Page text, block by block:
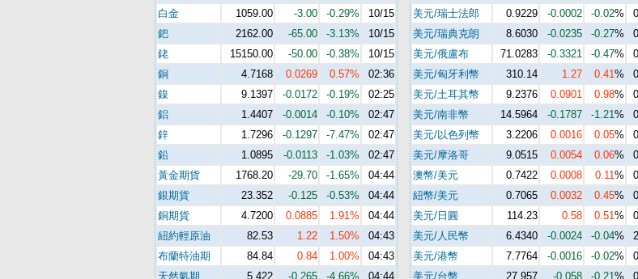
白金
1059.00 -3.00 -0.29%
10/15
鈀
2162.00 -65.00 -3.13%
10/15
銠
15150.00 -50.00 -0.38%
10/15
銅
4.7168 0.0269 0.57%
02:36
鎳
9.1397 -0.0172 -0.19%
02:25
鋁
1.4407 -0.0014 -0.10%
02:47
鋅
1.7296 -0.1297 -7.47%
02:47
鉛
1.0895 -0.0113 -1.03%
02:47
黃金期貨
1768.20 -29.70 -1.65%
04:44
銀期貨
23.352 -0.125 -0.53%
04:44
銅期貨
4.7200 0.0885 1.91%
04:44
紐約輕原油
82.53 1.22 1.50%
04:43
布蘭特油期
84.84 0.84 1.00%
04:43
天然氣期
5.422 -0.265 -4.66%
04:44
美元/瑞士法郎
0.9229 -0.0002 -0.02%
美元/瑞典克朗
8.6030 -0.0235 -0.27%
美元/俄盧布
71.0283 -0.3321 -0.47%
美元/匈牙利幣
310.14 1.27 0.41%
美元/土耳其幣
9.2376 0.0901 0.98%
美元/南非幣
14.5964 -0.1787 -1.21%
美元/以色列幣
3.2206 0.0016 0.05%
美元/摩洛哥
9.0515 0.0054 0.06%
澳幣/美元
0.7422 0.0008 0.11%
紐幣/美元
0.7065 0.0032 0.45%
美元/日圓
114.23 0.58 0.51%
美元/人民幣
6.4340 -0.0024 -0.04%
美元/港幣
7.7764 -0.0016 -0.02%
美元/台幣
27.957 -0.058 -0.21%